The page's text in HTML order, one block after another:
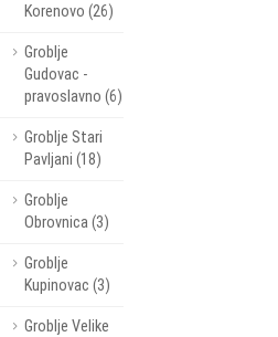
Korenovo (26)
Groblje
Gudovac -
pravoslavno (6)
Groblje Stari
Pavljani (18)
Groblje
Obrovnica (3)
Groblje
Kupinovac (3)
Groblje Velike